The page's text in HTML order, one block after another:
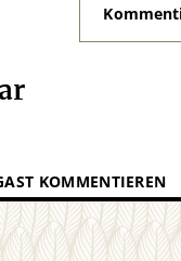
KOMMENTIEREN